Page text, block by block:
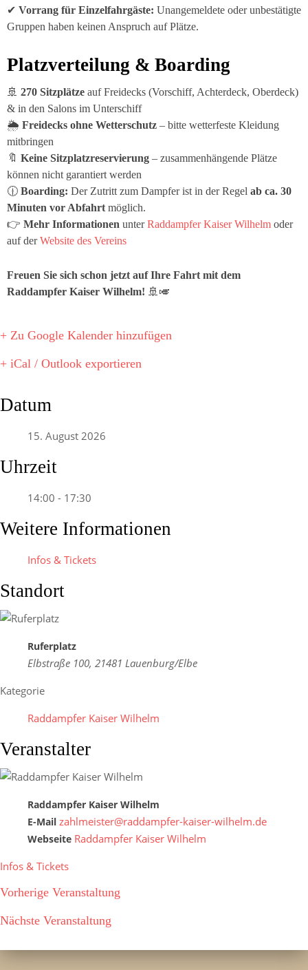
✔ Vorrang für Einzelfahrgäste: Unangemeldete oder unbestätigte
Gruppen haben keinen Anspruch auf Plätze.
Platzverteilung & Boarding
🚢 270 Sitzplätze auf Freidecks (Vorschiff, Achterdeck, Oberdeck)
& in den Salons im Unterschiff
🌦 Freidecks ohne Wetterschutz – bitte wetterfeste Kleidung
mitbringen
🔖 Keine Sitzplatzreservierung – zusammenhängende Plätze
können nicht garantiert werden
🕧 Boarding: Der Zutritt zum Dampfer ist in der Regel ab ca. 30
Minuten vor Abfahrt möglich.
👉 Mehr Informationen unterRaddampfer Kaiser Wilhelm oder
auf derWebsite des Vereins
Freuen Sie sich schon jetzt auf Ihre Fahrt mit dem
Raddampfer Kaiser Wilhelm! 🚢🎺
+ Zu Google Kalender hinzufügen
+ iCal / Outlook exportieren
Datum
15. August 2026
Uhrzeit
14:00 - 17:30
Weitere Informationen
Infos & Tickets
Standort
Ruferplatz
Elbstraße 100, 21481 Lauenburg/Elbe
Kategorie
Raddampfer Kaiser Wilhelm
Veranstalter
Raddampfer Kaiser Wilhelm
E-Mail zahlmeister@raddampfer-kaiser-wilhelm.de
Webseite Raddampfer Kaiser Wilhelm
Infos & Tickets
Vorherige Veranstaltung
Nächste Veranstaltung